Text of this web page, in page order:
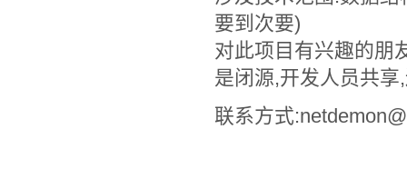
要到次要)
对此项目有兴趣的朋
是闭源,开发人员共
联系方式